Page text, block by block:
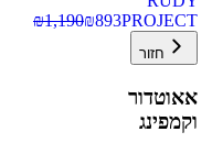
PROJECT
₪893
₪1,190
חזור
אאוטדור
וקמפינג